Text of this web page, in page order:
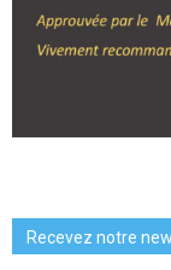
Recevez notre